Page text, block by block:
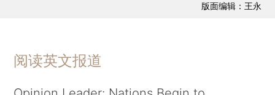
版面编辑：王永
阅读英文报道